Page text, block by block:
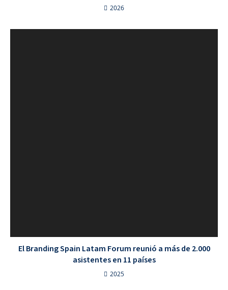
2026
El Branding Spain Latam Forum reunió a más de 2.000
asistentes en 11 países
2025